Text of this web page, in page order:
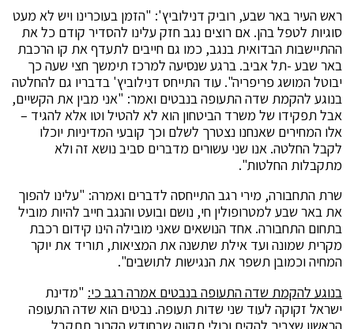
ראש העיר באר שבע, רוביק דנילוביץ': "הזמן בעוכרינו ויש לא מעט
סוגיות לטפל בהן. אם רוצים נגב חזק עלינו להסדיר קודם כל את
ההתיישבות הבדואית בנגב, כמו גם חייבים לתעדף את קו הרכבת
באר שבע -תל אביב. ברגע שנסיעה למרכז תימשך חצי שעה כך
יבוטל המושג פריפריה". עוד התייחס דנילוביץ' בדבריו גם להחלטה
בנוגע להקמת שדה התעופה בנבטים ואמר: "אני מבין את הקשיים,
אבל תפקידו של משרד הביטחון הוא לא להטיל וטו אלא להגיד –
אלו המחירים שאנחנו נצטרך לשלם וכך קובעי המדיניות יוכלו
לקבל החלטה. אנו שני עשורים מדברים סביב נושא זה ולא
מתקבלות החלטות".
שרת התחבורה, מירי רגב התייחסה לדברים ואמרה: "עלינו להפוך
את באר שבע למטרופולין חי, נושם ובועט והנגב חייב להיות מוביל
בתחום התחבורה. אחד הנושאים שאני מובילה הינו קידום רכבת
מקרית שמונה ועד אילת שתשנה את המציאות, תוריד את יוקר
המחיה וכמובן תשפר את הנגישות לתושבים".
בנוגע להקמת שדה התעופה בנבטים אמרה רגב כי:"מדינת
ישראל זקוקה לעוד שני שדות תעופה. נבטים הוא שדה התעופה
הראשון שצריך להקים וכולי תקווה שבחודש הקרוב תתקבל